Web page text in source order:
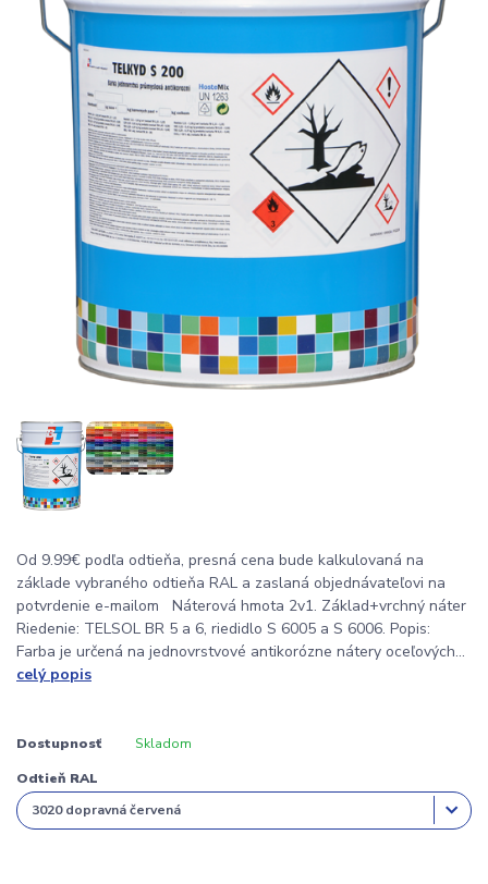
Od 9.99€ podľa odtieňa, presná cena bude kalkulovaná na
základe vybraného odtieňa RAL a zaslaná objednávateľovi na
potvrdenie e-mailom Náterová hmota 2v1. Základ+vrchný náter
Riedenie: TELSOL BR 5 a 6, riedidlo S 6005 a S 6006. Popis:
Farba je určená na jednovrstvové antikorózne nátery oceľových...
celý popis
Dostupnosť Skladom
Odtieň RAL